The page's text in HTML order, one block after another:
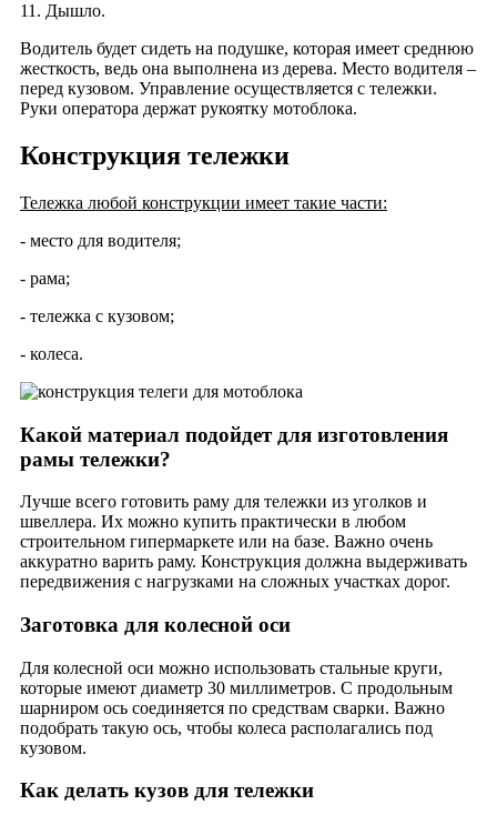
11. Дышло.
Водитель будет сидеть на подушке, которая имеет среднюю
жесткость, ведь она выполнена из дерева. Место водителя –
перед кузовом. Управление осуществляется с тележки.
Руки оператора держат рукоятку мотоблока.
Конструкция тележки
Тележка любой конструкции имеет такие части:
- место для водителя;
- рама;
- тележка с кузовом;
- колеса.
Какой материал подойдет для изготовления
рамы тележки?
Лучше всего готовить раму для тележки из уголков и
швеллера. Их можно купить практически в любом
строительном гипермаркете или на базе. Важно очень
аккуратно варить раму. Конструкция должна выдерживать
передвижения с нагрузками на сложных участках дорог.
Заготовка для колесной оси
Для колесной оси можно использовать стальные круги,
которые имеют диаметр 30 миллиметров. С продольным
шарниром ось соединяется по средствам сварки. Важно
подобрать такую ось, чтобы колеса располагались под
кузовом.
Как делать кузов для тележки